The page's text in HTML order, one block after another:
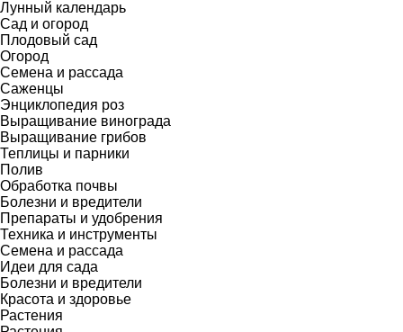
Лунный календарь
Сад и огород
Плодовый сад
Огород
Семена и рассада
Саженцы
Энциклопедия роз
Выращивание винограда
Выращивание грибов
Теплицы и парники
Полив
Обработка почвы
Болезни и вредители
Препараты и удобрения
Техника и инструменты
Семена и рассада
Идеи для сада
Болезни и вредители
Красота и здоровье
Растения